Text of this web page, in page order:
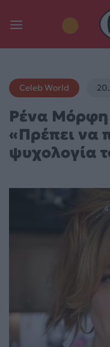
Celeb World
Ρένα Μόρφη
«Πρέπει να
ψυχολογία